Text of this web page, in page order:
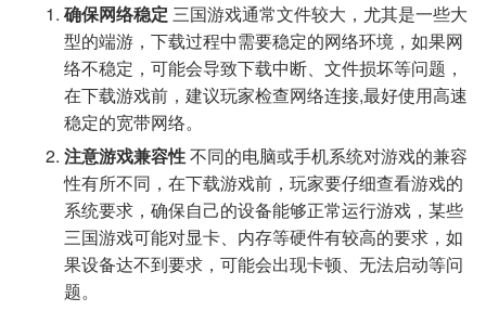
确保网络稳定 三国游戏通常文件较大，尤其是一些大
型的端游，下载过程中需要稳定的网络环境，如果网
络不稳定，可能会导致下载中断、文件损坏等问题，
在下载游戏前，建议玩家检查网络连接,最好使用高速
稳定的宽带网络。
注意游戏兼容性不同的电脑或手机系统对游戏的兼容
性有所不同，在下载游戏前，玩家要仔细查看游戏的
系统要求，确保自己的设备能够正常运行游戏，某些
三国游戏可能对显卡、内存等硬件有较高的要求，如
果设备达不到要求，可能会出现卡顿、无法启动等问
题。